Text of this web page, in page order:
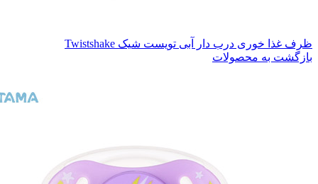
ظرف غذا خوری درب دار آبی تویست شیک Twistshake
بازگشت به محصولات